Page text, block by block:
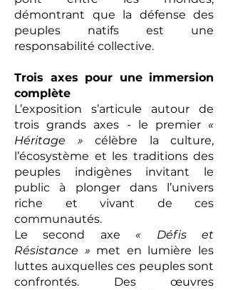
démontrant que la défense des
peuples natifs est une
responsabilité collective.
Trois axes pour une immersion
complète
L’exposition s’articule autour de
trois grands axes - le premier «
Héritage » célèbre la culture,
l’écosystème et les traditions des
peuples indigènes invitant le
public à plonger dans l’univers
riche et vivant de ces
communautés.
Le second axe « Défis et
Résistance » met en lumière les
luttes auxquelles ces peuples sont
confrontés. Des œuvres